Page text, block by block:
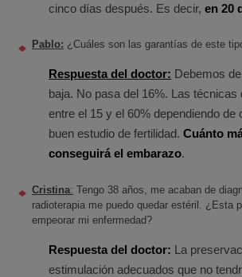
cinco días después. Es decir,en 20
Pablo: ¿Cuáles son las garantías de este
Respuesta del doctor: Debemos
baja. No pasa del 16%. Las
entre el 15 y el 60% dependiendo
buen estudio de fertilidad.Cuánto
conseguirá el embarazo.
Cristina: Tengo 38 años, me acaban de
radioterapia me puedo quedar estéril. ¿Esta
empeorar mi enfermedad?
Respuesta del doctor: La
estimulación adecuados que no